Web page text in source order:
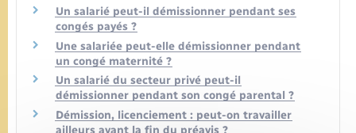
Un salarié peut-il démissionner pendant ses
congés payés ?
Une salariée peut-elle démissionner pendant
un congé maternité ?
Un salarié du secteur privé peut-il
démissionner pendant son congé parental ?
Démission, licenciement : peut-on travailler
ailleurs avant la fin du préavis ?